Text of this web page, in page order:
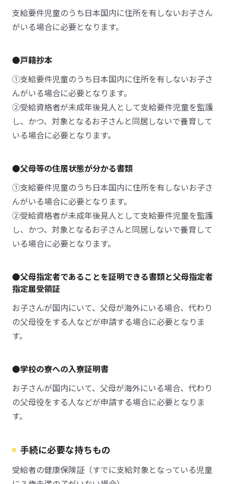
支給要件児童のうち日本国内に住所を有しないお子さん
がいる場合に必要となります。
●戸籍抄本
①支給要件児童のうち日本国内に住所を有しないお子さ
んがいる場合に必要となります。
②受給資格者が未成年後見人として支給要件児童を監護
し、かつ、対象となるお子さんと同居しないで養育して
いる場合に必要となります。
●父母等の住居状態が分かる書類
①支給要件児童のうち日本国内に住所を有しないお子さ
んがいる場合に必要となります。
②受給資格者が未成年後見人として支給要件児童を監護
し、かつ、対象となるお子さんと同居しないで養育して
いる場合に必要となります。
●父母指定者であることを証明できる書類と父母指定者
指定届受領証
お子さんが国内にいて、父母が海外にいる場合、代わり
の父母役をする人などが申請する場合に必要となりま
す。
●学校の寮への入寮証明書
お子さんが国内にいて、父母が海外にいる場合、代わり
の父母役をする人などが申請する場合に必要となりま
す。
手続に必要な持ちもの
受給者の健康保険証（すでに支給対象となっている児童